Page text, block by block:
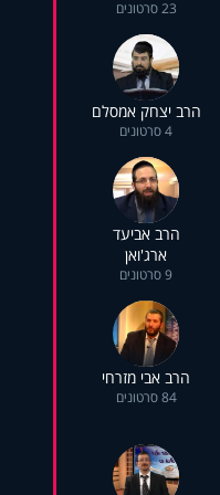
23 סרטונים
הרב יצחק אמסלם
4 סרטונים
הרב אביעד
ארג'ואן
9 סרטונים
הרב אבי מזרחי
84 סרטונים